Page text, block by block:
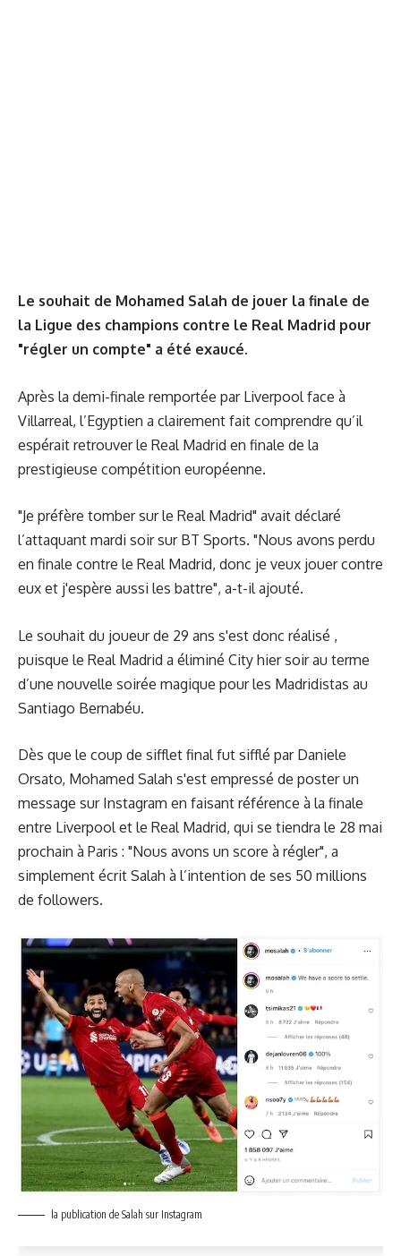
Le souhait de Mohamed Salah de jouer la finale de
la Ligue des champions contre le Real Madrid pour
"régler un compte" a été exaucé.
Après la demi-finale remportée par Liverpool face à
Villarreal, l’Egyptien a clairement fait comprendre qu’il
espérait retrouver le Real Madrid en finale de la
prestigieuse compétition européenne.
"Je préfère tomber sur le Real Madrid" avait déclaré
l’attaquant mardi soir sur BT Sports. "Nous avons perdu
en finale contre le Real Madrid, donc je veux jouer contre
eux et j'espère aussi les battre", a-t-il ajouté.
Le souhait du joueur de 29 ans s'est donc réalisé ,
puisque le Real Madrid a éliminé City hier soir au terme
d’une nouvelle soirée magique pour les Madridistas au
Santiago Bernabéu.
Dès que le coup de sifflet final fut sifflé par Daniele
Orsato, Mohamed Salah s'est empressé de poster un
message sur Instagram en faisant référence à la finale
entre Liverpool et le Real Madrid, qui se tiendra le 28 mai
prochain à Paris : "Nous avons un score à régler", a
simplement écrit Salah à l’intention de ses 50 millions
de followers.
la publication de Salah sur Instagram